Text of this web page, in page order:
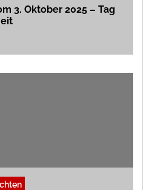
3. Oktober 2025 – Tag